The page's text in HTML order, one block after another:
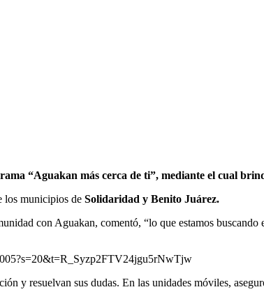
“Aguakan más cerca de ti”, mediante el cual
los municipios de Solidaridad y Benito Juárez.
con Aguakan, comentó, “lo que estamos buscando
y resuelvan sus dudas. En las unidades móviles,